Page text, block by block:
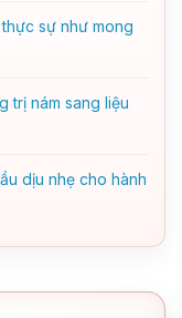
sự như mong
trị nám sang liệu
dịu nhẹ cho hành